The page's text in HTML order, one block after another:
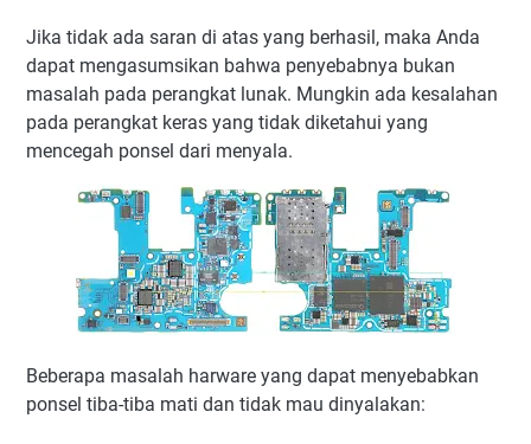
Jika tidak ada saran di atas yang berhasil, maka Anda
dapat mengasumsikan bahwa penyebabnya bukan
masalah pada perangkat lunak. Mungkin ada kesalahan
pada perangkat keras yang tidak diketahui yang
mencegah ponsel dari menyala.
Beberapa masalah harware yang dapat menyebabkan
ponsel tiba-tiba mati dan tidak mau dinyalakan: